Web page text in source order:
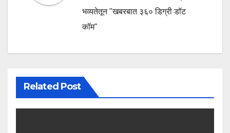
भव्यतेतून "खबरबात ३६० डिग्री डॉट
कॉम"
Related Post